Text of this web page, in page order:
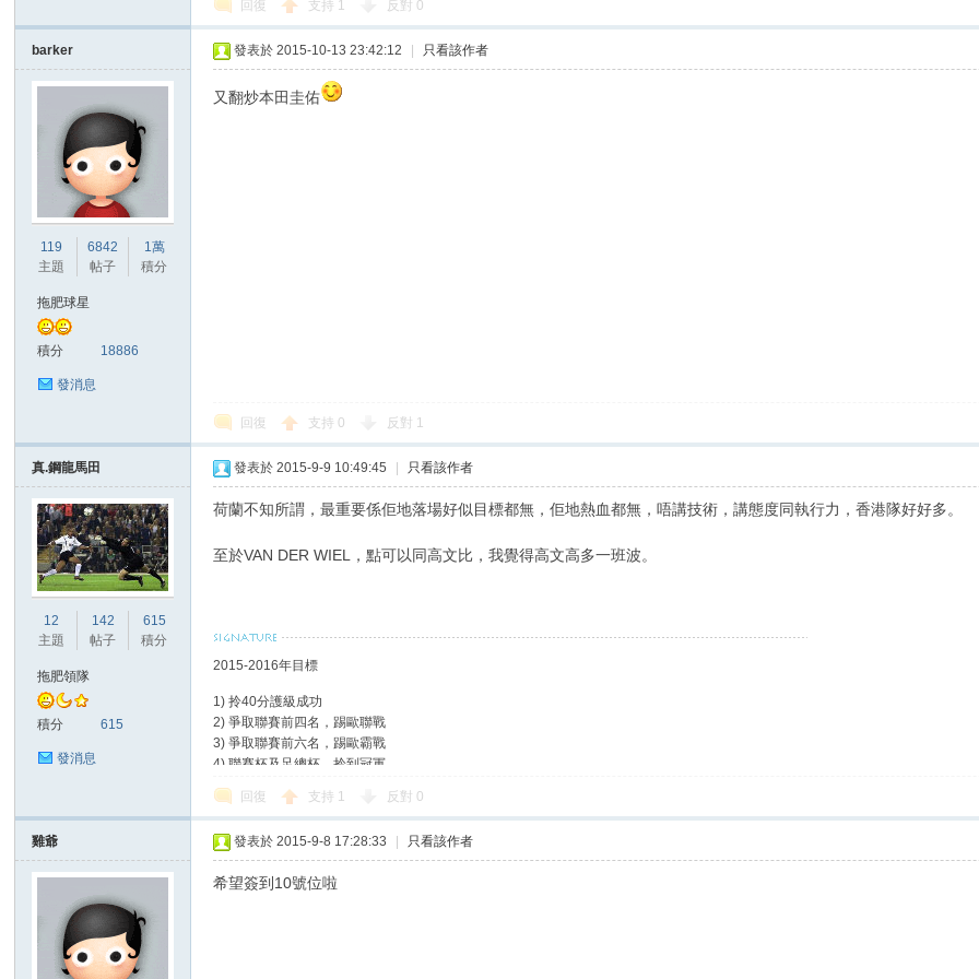
回復 支持 1 反對 0
barker
119
主題
6842
帖子
1萬
積分
拖肥球星
積分 18886
發消息
發表於 2015-10-13 23:42:12 只看該作者
又翻炒本田圭佑
回復 支持 0 反對 1
真.鋼龍馬田
12
主題
142
帖子
615
積分
拖肥領隊
積分 615
發消息
發表於 2015-9-9 10:49:45 只看該作者
荷蘭不知所謂，最重要係佢地落場好似目標都無，佢地熱血都無，唔講技術，講態度同執行力，香港隊好好多。
至於VAN DER WIEL，點可以同高文比，我覺得高文高多一班波。
2015-2016年目標
1) 拎40分護級成功
2) 爭取聯賽前四名，踢歐聯戰
3) 爭取聯賽前六名，踢歐霸戰
4) 聯賽杯及足總杯，拎到冠軍
回復 支持 1 反對 0
雞爺 發表於 2015-9-8 17:28:33 只看該作者
希望簽到10號位啦